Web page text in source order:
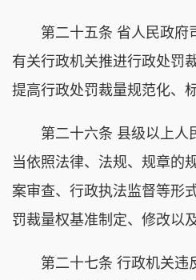
第二十五条 省人民政府
有关行政机关推进行政处罚
提高行政处罚裁量规范化、
第二十六条 县级以上人
当依照法律、法规、规章的
案审查、行政执法监督等形
罚裁量权基准制定、修改以
第二十七条 行政机关违反